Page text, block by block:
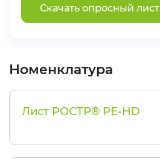
Скачать опросный лист
Номенклатура
Лист РОСТР® PE-HD